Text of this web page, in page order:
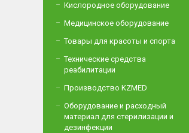
Кислородное оборудование
Медицинское оборудование
Товары для красоты и спорта
Технические средства
реабилитации
Производство KZMED
Оборудование и расходный
материал для стерилизации и
дезинфекции